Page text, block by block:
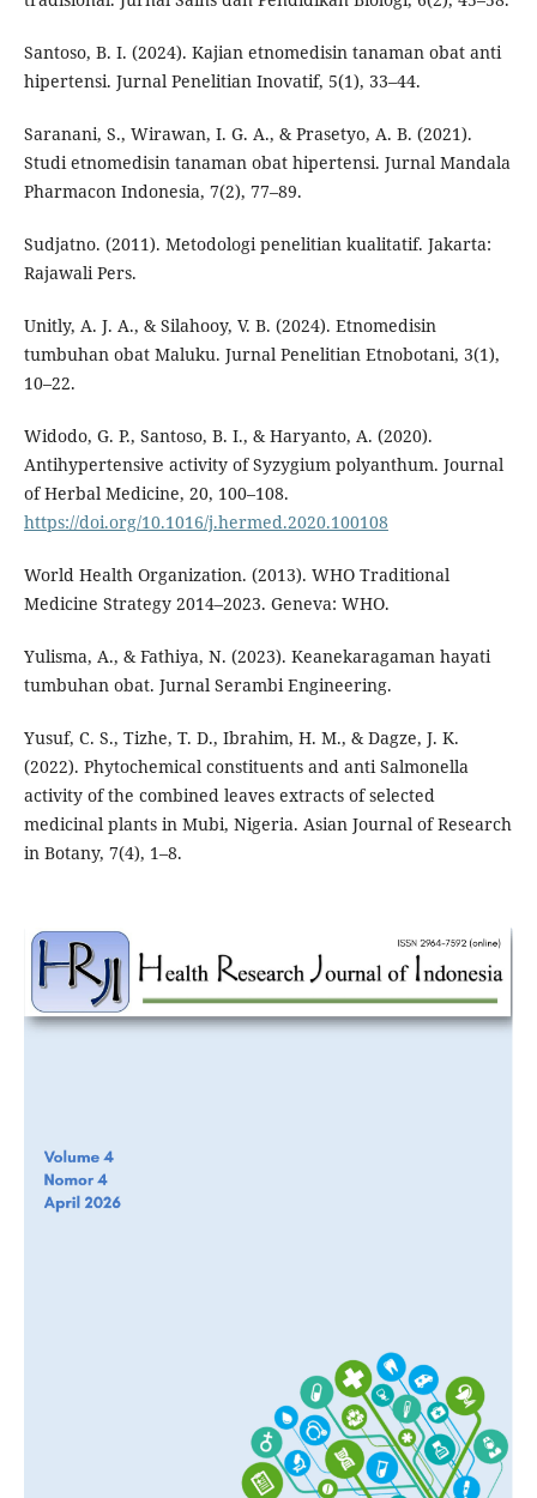
Santoso, B. I. (2024). Kajian etnomedisin tanaman obat anti
hipertensi. Jurnal Penelitian Inovatif, 5(1), 33–44.
Saranani, S., Wirawan, I. G. A., & Prasetyo, A. B. (2021).
Studi etnomedisin tanaman obat hipertensi. Jurnal Mandala
Pharmacon Indonesia, 7(2), 77–89.
Sudjatno. (2011). Metodologi penelitian kualitatif. Jakarta:
Rajawali Pers.
Unitly, A. J. A., & Silahooy, V. B. (2024). Etnomedisin
tumbuhan obat Maluku. Jurnal Penelitian Etnobotani, 3(1),
10–22.
Widodo, G. P., Santoso, B. I., & Haryanto, A. (2020).
Antihypertensive activity of Syzygium polyanthum. Journal
of Herbal Medicine, 20, 100–108.
https://doi.org/10.1016/j.hermed.2020.100108
World Health Organization. (2013). WHO Traditional
Medicine Strategy 2014–2023. Geneva: WHO.
Yulisma, A., & Fathiya, N. (2023). Keanekaragaman hayati
tumbuhan obat. Jurnal Serambi Engineering.
Yusuf, C. S., Tizhe, T. D., Ibrahim, H. M., & Dagze, J. K.
(2022). Phytochemical constituents and anti Salmonella
activity of the combined leaves extracts of selected
medicinal plants in Mubi, Nigeria. Asian Journal of Research
in Botany, 7(4), 1–8.